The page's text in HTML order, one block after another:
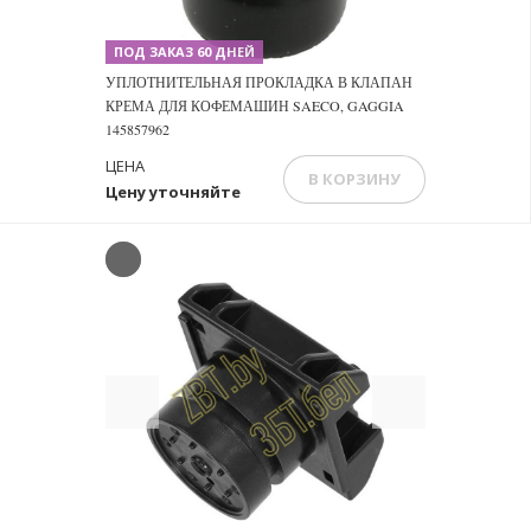
ПОД ЗАКАЗ 60 ДНЕЙ
УПЛОТНИТЕЛЬНАЯ ПРОКЛАДКА В КЛАПАН
КРЕМА ДЛЯ КОФЕМАШИН SAECO, GAGGIA
145857962
Цену уточняйте
ЦЕНА
В КОРЗИНУ
Previous